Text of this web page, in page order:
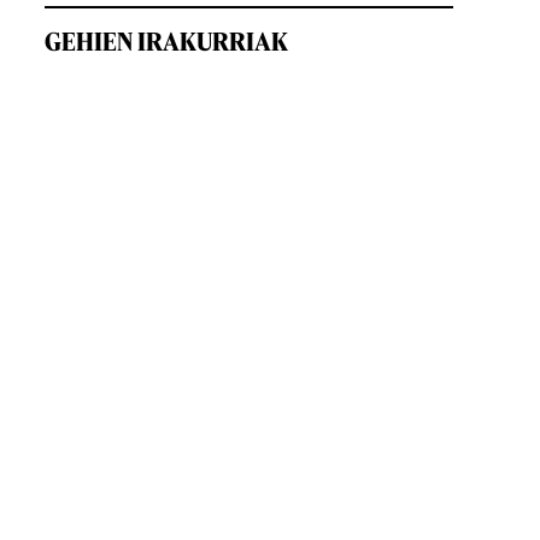
GEHIEN IRAKURRIAK